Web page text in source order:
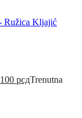
100 рсдTrenutna